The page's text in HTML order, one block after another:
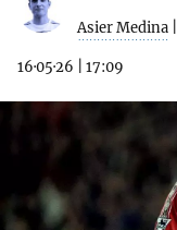
Asier Medina
16·05·26 17:09